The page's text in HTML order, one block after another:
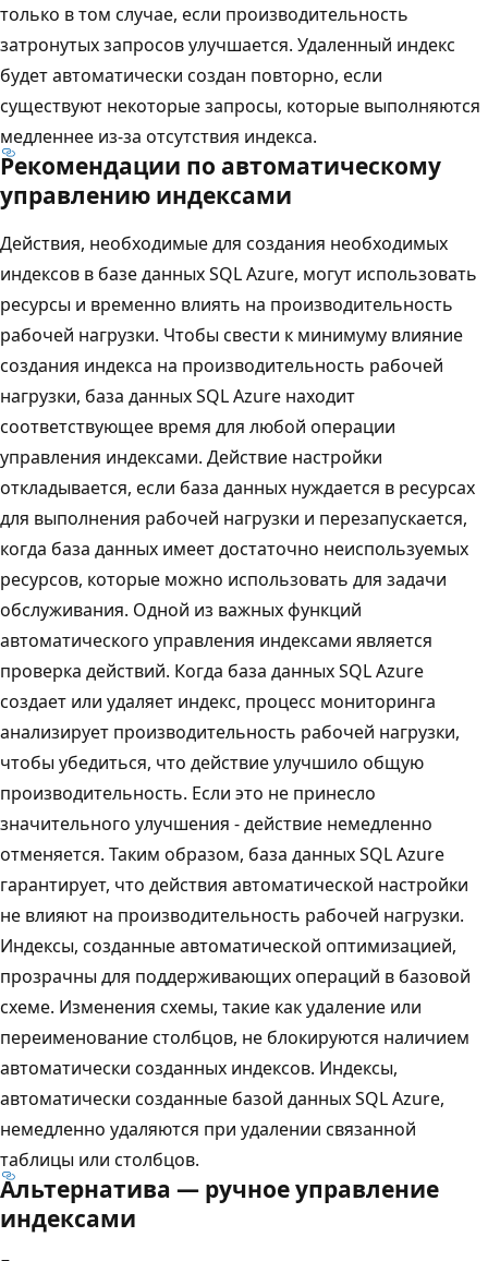
только в том случае, если производительность
затронутых запросов улучшается. Удаленный индекс
будет автоматически создан повторно, если
существуют некоторые запросы, которые выполняются
медленнее из-за отсутствия индекса.
Рекомендации по автоматическому
управлению индексами
Действия, необходимые для создания необходимых
индексов в базе данных SQL Azure, могут использовать
ресурсы и временно влиять на производительность
рабочей нагрузки. Чтобы свести к минимуму влияние
создания индекса на производительность рабочей
нагрузки, база данных SQL Azure находит
соответствующее время для любой операции
управления индексами. Действие настройки
откладывается, если база данных нуждается в ресурсах
для выполнения рабочей нагрузки и перезапускается,
когда база данных имеет достаточно неиспользуемых
ресурсов, которые можно использовать для задачи
обслуживания. Одной из важных функций
автоматического управления индексами является
проверка действий. Когда база данных SQL Azure
создает или удаляет индекс, процесс мониторинга
анализирует производительность рабочей нагрузки,
чтобы убедиться, что действие улучшило общую
производительность. Если это не принесло
значительного улучшения - действие немедленно
отменяется. Таким образом, база данных SQL Azure
гарантирует, что действия автоматической настройки
не влияют на производительность рабочей нагрузки.
Индексы, созданные автоматической оптимизацией,
прозрачны для поддерживающих операций в базовой
схеме. Изменения схемы, такие как удаление или
переименование столбцов, не блокируются наличием
автоматически созданных индексов. Индексы,
автоматически созданные базой данных SQL Azure,
немедленно удаляются при удалении связанной
таблицы или столбцов.
Альтернатива — ручное управление
индексами